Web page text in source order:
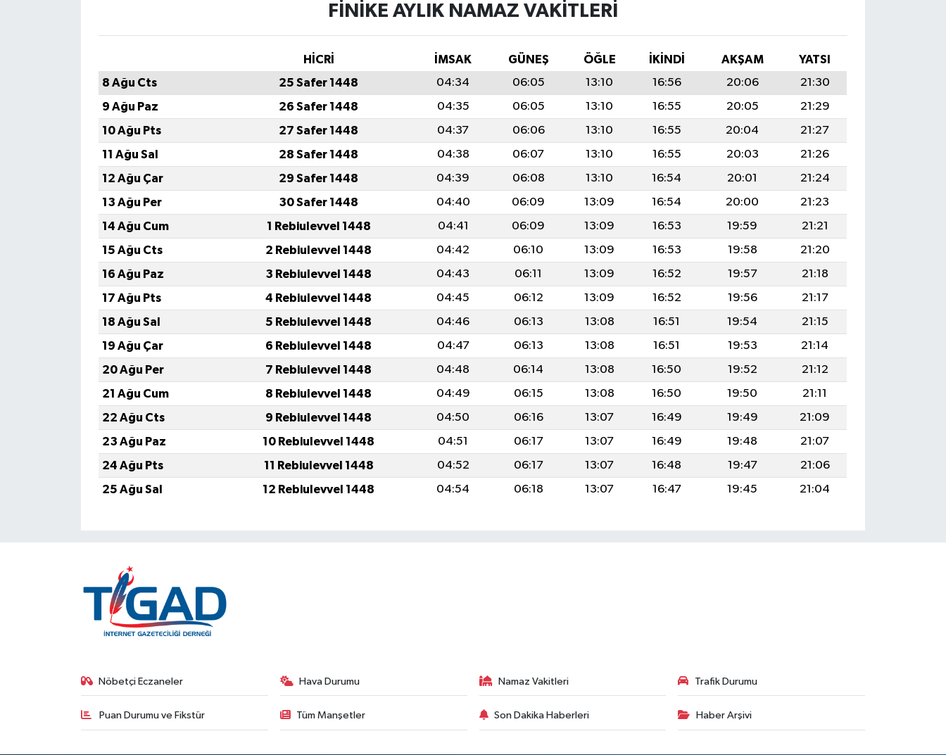
FINIKE AYLIK NAMAZ VAKITLERI
HİCRİ İMSAK GÜNEŞ ÖĞLE İKINDI AKŞAM
YATSI
8 Ağu Cts
25 Safer 1448 04:34 06:05 13:10 16:56 20:06
21:30
9 Ağu Paz
26 Safer 1448 04:35 06:05 13:10 16:55 20:05
21:29
10 Ağu Pts
27 Safer 1448 04:37 06:06 13:10 16:55 20:04
21:27
11 Ağu Sal
28 Safer 1448 04:38 06:07 13:10 16:55 20:03
21:26
12 Ağu Çar
29 Safer 1448 04:39 06:08 13:10 16:54 20:01
21:24
13 Ağu Per
30 Safer 1448 04:40 06:09 13:09 16:54 20:00
21:23
14 Ağu Cum
1 Rebiulevvel 1448 04:41 06:09 13:09 16:53 19:59
21:21
15 Ağu Cts
2 Rebiulevvel 1448 04:42 06:10 13:09 16:53 19:58
21:20
16 Ağu Paz
3 Rebiulevvel 1448 04:43 06:11 13:09 16:52 19:57
21:18
17 Ağu Pts
4 Rebiulevvel 1448 04:45 06:12 13:09 16:52 19:56
21:17
18 Ağu Sal
5 Rebiulevvel 1448 04:46 06:13 13:08 16:51 19:54
21:15
19 Ağu Çar
6 Rebiulevvel 1448 04:47 06:13 13:08 16:51 19:53
21:14
20 Ağu Per
7 Rebiulevvel 1448 04:48 06:14 13:08 16:50 19:52
21:12
21 Ağu Cum
8 Rebiulevvel 1448 04:49 06:15 13:08 16:50 19:50
21:11
22 Ağu Cts
9 Rebiulevvel 1448 04:50 06:16 13:07 16:49 19:49
21:09
23 Ağu Paz
10 Rebiulevvel 1448 04:51 06:17 13:07 16:49 19:48
21:07
24 Ağu Pts
11 Rebiulevvel 1448 04:52 06:17 13:07 16:48 19:47
21:06
25 Ağu Sal
12 Rebiulevvel 1448 04:54 06:18 13:07 16:47 19:45 21:04
Nöbetçi Eczaneler Hava Durumu Namaz Vakitleri Trafik Durumu
Puan Durumu ve Fikstür Tüm Manşetler Son Dakika Haberleri Haber Arşivi